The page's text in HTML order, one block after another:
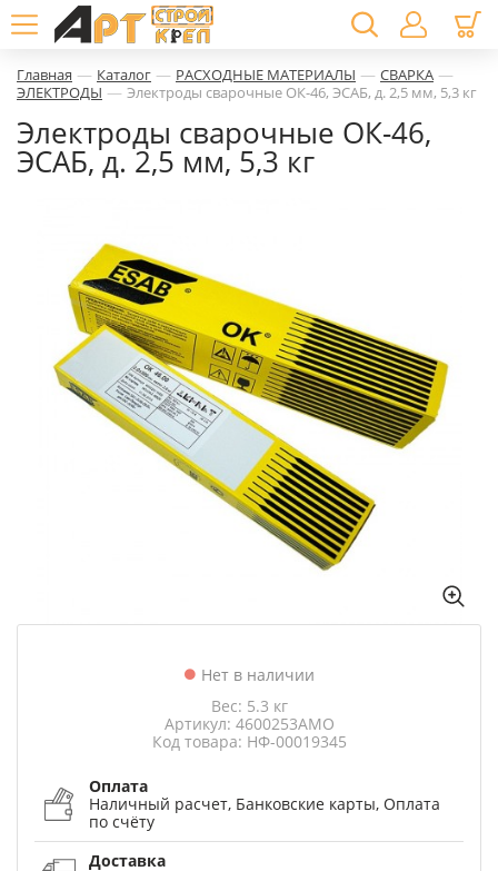
Главная — Каталог — РАСХОДНЫЕ МАТЕРИАЛЫ — СВАРКА —
ЭЛЕКТРОДЫ — Электроды сварочные ОК-46, ЭСАБ, д. 2,5 мм, 5,3 кг
Электроды сварочные ОК-46,
ЭСАБ, д. 2,5 мм, 5,3 кг
Нет в наличии
Вес: 5.3 кг
Артикул: 4600253АМО
Код товара: НФ-00019345
Оплата
Наличный расчет, Банковские карты, Оплата
по счёту
Доставка